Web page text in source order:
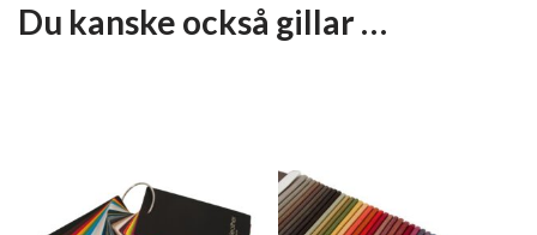
Du kanske också gillar …